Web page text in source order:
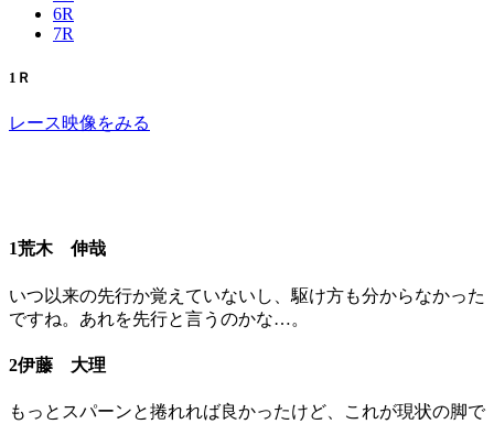
6R
7R
1Ｒ
レース映像をみる
1荒木 伸哉
いつ以来の先行か覚えていないし、駆け方も分からなかった
ですね。あれを先行と言うのかな…。
2伊藤 大理
もっとスパーンと捲れれば良かったけど、これが現状の脚で